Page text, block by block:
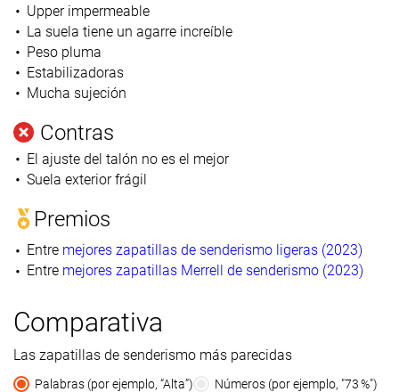
Upper impermeable
La suela tiene un agarre increíble
Peso pluma
Estabilizadoras
Mucha sujeción
Contras
El ajuste del talón no es el mejor
Suela exterior frágil
Premios
Entre mejores zapatillas de senderismo ligeras (2023)
Entre mejores zapatillas Merrell de senderismo (2023)
Comparativa
Las zapatillas de senderismo más parecidas
Palabras (por ejemplo, “Alta”) Números (por ejemplo, "73 %")